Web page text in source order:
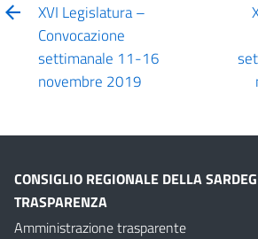
XVI Legislatura –
Convocazione
settimanale 11-16
novembre 2019
CONSIGLIO REGIONALE DELLA
TRASPARENZA
Amministrazione trasparente